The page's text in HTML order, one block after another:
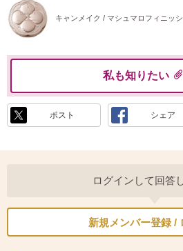
キャンメイク / マシュマロフィニッ
私も知りたい
ポスト シェア
ログインして回答
新規メンバー登録 /